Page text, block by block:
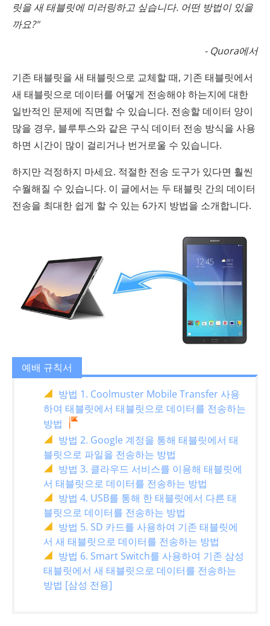
릿을 새 태블릿에 미러링하고 싶습니다. 어떤 방법이 있을
까요?"
- Quora에서
기존 태블릿을 새 태블릿으로 교체할 때, 기존 태블릿에서
새 태블릿으로 데이터를 어떻게 전송해야 하는지에 대한
일반적인 문제에 직면할 수 있습니다. 전송할 데이터 양이
많을 경우, 블루투스와 같은 구식 데이터 전송 방식을 사용
하면 시간이 많이 걸리거나 번거로울 수 있습니다.
하지만 걱정하지 마세요. 적절한 전송 도구가 있다면 훨씬
수월해질 수 있습니다. 이 글에서는 두 태블릿 간의 데이터
전송을 최대한 쉽게 할 수 있는 6가지 방법을 소개합니다.
예배 규칙서
방법 1. Coolmuster Mobile Transfer 사용
하여 태블릿에서 태블릿으로 데이터를 전송하는
방법
방법 2. Google 계정을 통해 태블릿에서 태
블릿으로 파일을 전송하는 방법
방법 3. 클라우드 서비스를 이용해 태블릿에
서 태블릿으로 데이터를 전송하는 방법
방법 4. USB를 통해 한 태블릿에서 다른 태
블릿으로 데이터를 전송하는 방법
방법 5. SD 카드를 사용하여 기존 태블릿에
서 새 태블릿으로 데이터를 전송하는 방법
방법 6. Smart Switch를 사용하여 기존 삼성
태블릿에서 새 태블릿으로 데이터를 전송하는
방법 [삼성 전용]